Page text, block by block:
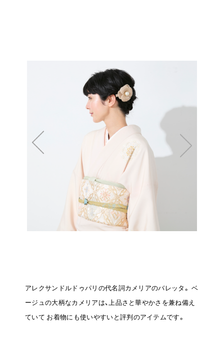
アレクサンドルドゥパリの代名詞カメリアのバレッタ。 ベ
ージュの大柄なカメリアは、上品さと華やかさを兼ね備え
ていて お着物にも使いやすいと評判のアイテムです。